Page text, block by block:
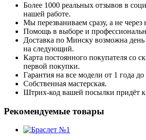
Более 1000 реальных отзывов в
нашей работе.
Мы перезваниваем сразу, а не через
Помощь в выборе и
Доставка по Минску возможна
на следующий.
Карта постоянного покупателя со
первой покупки.
Гарантия на все модели от 1 года до
Собственная мастерская.
Штрих-код вашей посылки придёт к
Рекомендуемые товары